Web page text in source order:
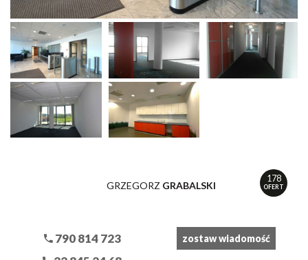
178
OFERT
GRZEGORZ GRABALSKI
790 814 723
zostaw wiadomość